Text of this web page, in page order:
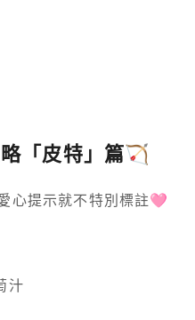
「皮特」篇🏹
心提示就不特別標註🩷
汁